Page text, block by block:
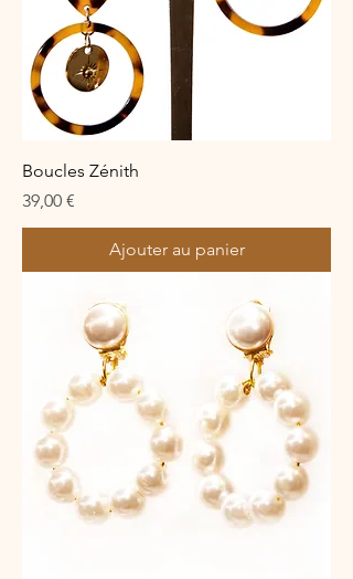
Boucles Zénith
Prix
39,00 €
Ajouter au panier